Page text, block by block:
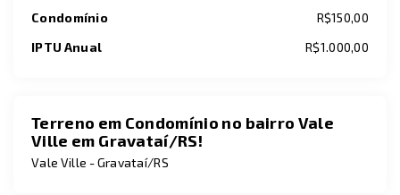
Condomínio
R$150,00
IPTU Anual
R$1.000,00
Terreno em Condomínio no bairro Vale
Ville em Gravataí/RS!
Vale Ville - Gravataí/RS